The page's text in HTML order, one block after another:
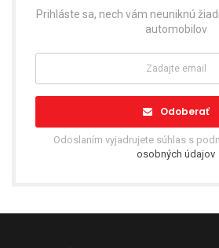
Prihláste sa, nech vám neuniknú
automobilov
Odoberať
Odoslaním vyjadrujete súhlas s
osobných údajov